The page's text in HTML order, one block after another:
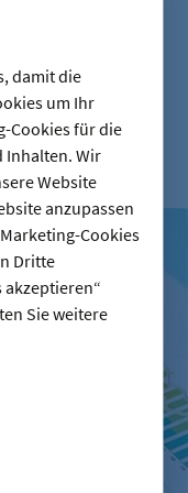
damit die
um Ihr
Cookies für die
Inhalten. Wir
Website
anzupassen
Cookies
Dritte
akzeptieren“
Sie weitere
angespannte
Das
eine
offene